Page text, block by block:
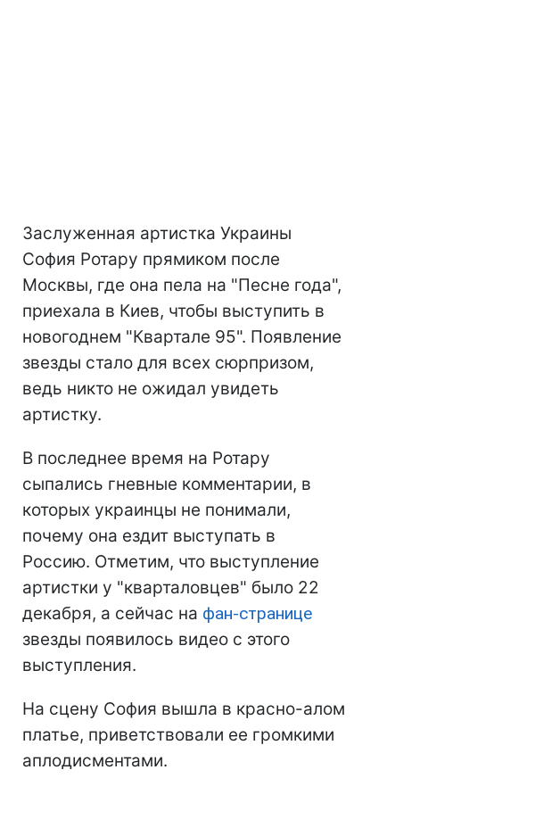
Заслуженная артистка Украины
София Ротару прямиком после
Москвы, где она пела на "Песне года",
приехала в Киев, чтобы выступить в
новогоднем "Квартале 95". Появление
звезды стало для всех сюрпризом,
ведь никто не ожидал увидеть
артистку.
В последнее время на Ротару
сыпались гневные комментарии, в
которых украинцы не понимали,
почему она ездит выступать в
Россию. Отметим, что выступление
артистки у "кварталовцев" было 22
декабря, а сейчас на фан-странице
звезды появилось видео с этого
выступления.
На сцену София вышла в красно-алом
платье, приветствовали ее громкими
аплодисментами.